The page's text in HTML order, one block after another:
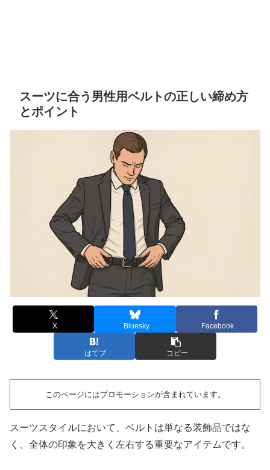
スーツに合う男性用ベルトの正しい締め方
とポイント
X Bluesky Facebook
はてブ コピー
このページにはプロモーションが含まれています。
スーツスタイルにおいて、ベルトは単なる装飾品ではな
く、全体の印象を大きく左右する重要なアイテムです。